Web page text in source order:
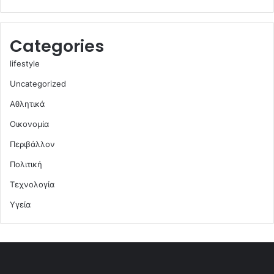
Categories
lifestyle
Uncategorized
Αθλητικά
Οικονομία
Περιβάλλον
Πολιτική
Τεχνολογία
Υγεία